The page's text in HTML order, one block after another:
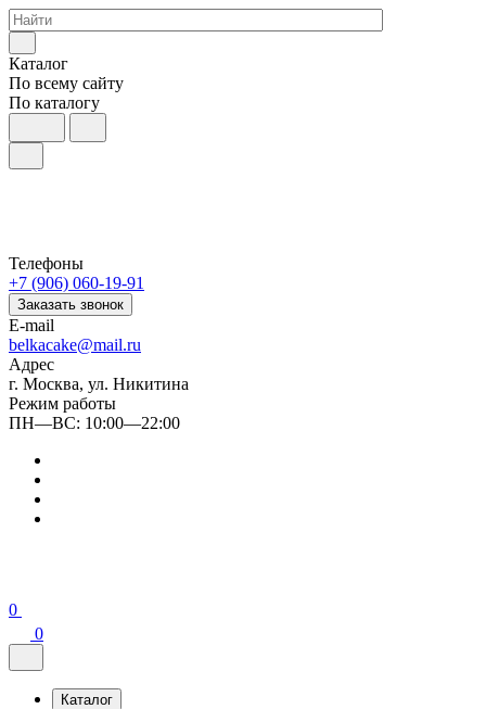
Каталог
По всему сайту
По каталогу
Телефоны
+7 (906) 060-19-91
Заказать звонок
E-mail
belkacake@mail.ru
Адрес
г. Москва, ул. Никитина
Режим работы
ПН—ВС: 10:00—22:00
0
0
Каталог